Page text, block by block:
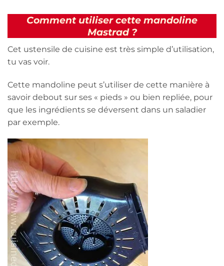
Comment utiliser cette mandoline
Mastrad ?
Cet ustensile de cuisine est très simple d’utilisation,
tu vas voir.
Cette mandoline peut s’utiliser de cette manière à
savoir debout sur ses « pieds » ou bien repliée, pour
que les ingrédients se déversent dans un saladier
par exemple.